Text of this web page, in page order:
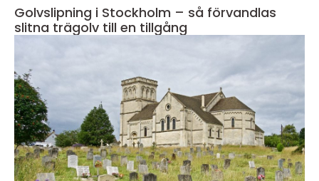
Golvslipning i Stockholm – så förvandlas
slitna trägolv till en tillgång